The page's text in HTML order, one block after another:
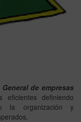
General de empresas
definiendo
la organización y